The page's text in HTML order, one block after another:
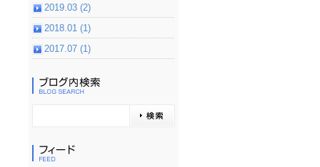
2019.03 (2)
2018.01 (1)
2017.07 (1)